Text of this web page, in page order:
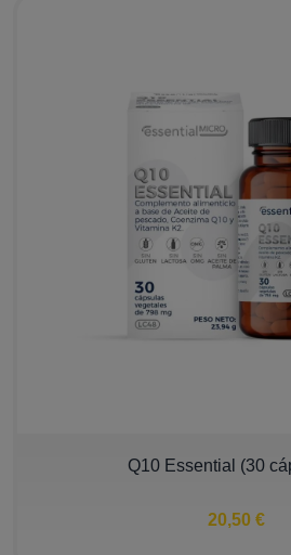
Q10 Essential (30
20,50 €